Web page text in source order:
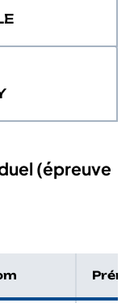
(épreuve